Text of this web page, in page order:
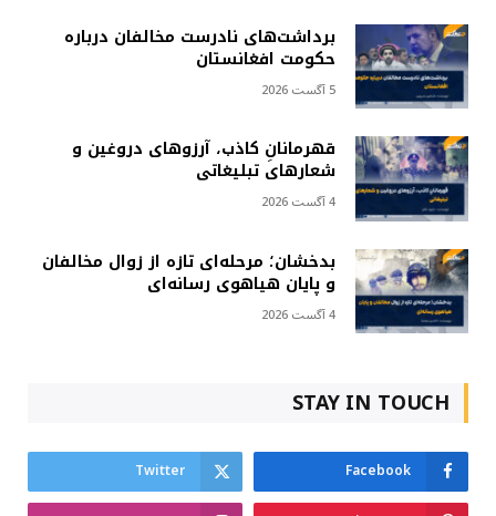
برداشت‌های نادرست مخالفان درباره
حکومت افغانستان
5 آگست 2026
قهرمانانِ کاذب، آرزوهای دروغین و
شعارهای تبلیغاتی
4 آگست 2026
بدخشان؛ مرحله‌ای تازه از زوال مخالفان
و پایان هیاهوی رسانه‌ای
4 آگست 2026
STAY IN TOUCH
Facebook
Twitter